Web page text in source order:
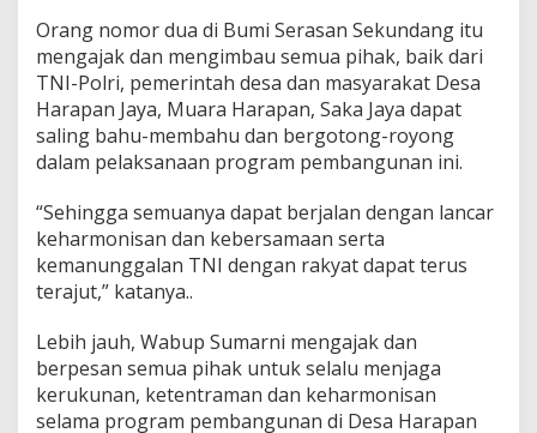
Orang nomor dua di Bumi Serasan Sekundang itu
mengajak dan mengimbau semua pihak, baik dari
TNI-Polri, pemerintah desa dan masyarakat Desa
Harapan Jaya, Muara Harapan, Saka Jaya dapat
saling bahu-membahu dan bergotong-royong
dalam pelaksanaan program pembangunan ini.
“Sehingga semuanya dapat berjalan dengan lancar
keharmonisan dan kebersamaan serta
kemanunggalan TNI dengan rakyat dapat terus
terajut,” katanya..
Lebih jauh, Wabup Sumarni mengajak dan
berpesan semua pihak untuk selalu menjaga
kerukunan, ketentraman dan keharmonisan
selama program pembangunan di Desa Harapan